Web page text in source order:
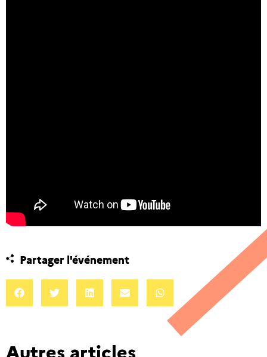
Partager l'événement
Autres articles